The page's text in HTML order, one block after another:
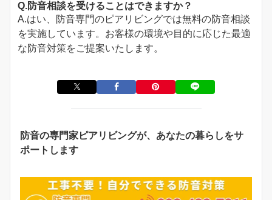
Q.防音相談を受けることはできますか？
A.はい、防音専門のピアリビングでは無料の防音相談
を実施しています。お客様の環境や目的に応じた最適
な防音対策をご提案いたします。
防音の専門家ピアリビングが、あなたの暮らしをサ
ポートします